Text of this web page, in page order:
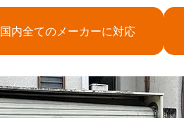
国内全てのメーカーに対応